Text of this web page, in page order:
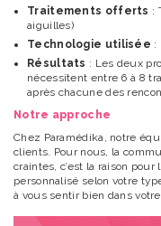
Traitements offerts :
aiguilles)
Technologie utilisée :
Résultats : Les deux
nécessitent entre 6 à 8
après chacune des
Notre approche
Chez Paramédika, notre
clients. Pour nous, la
craintes, c’est la raison
personnalisé selon votre
à vous sentir bien dans